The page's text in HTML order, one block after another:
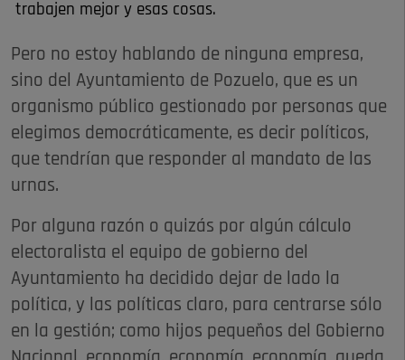
trabajen mejor y esas cosas.
Pero no estoy hablando de ninguna empresa,
sino del Ayuntamiento de Pozuelo, que es un
organismo público gestionado por personas que
elegimos democráticamente, es decir políticos,
que tendrían que responder al mandato de las
urnas.
Por alguna razón o quizás por algún cálculo
electoralista el equipo de gobierno del
Ayuntamiento ha decidido dejar de lado la
política, y las políticas claro, para centrarse sólo
en la gestión; como hijos pequeños del Gobierno